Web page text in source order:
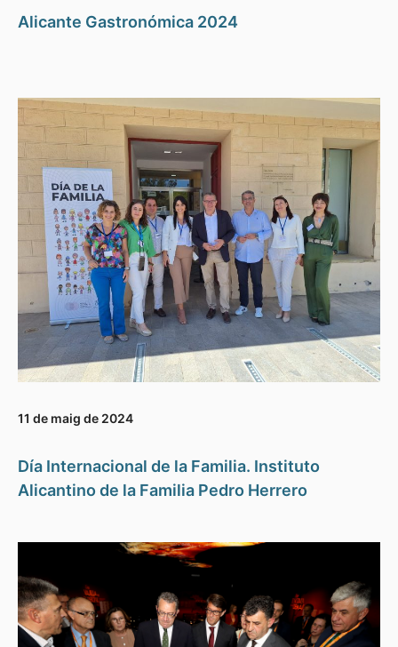
Alicante Gastronómica 2024
11 de maig de 2024
Día Internacional de la Familia. Instituto
Alicantino de la Familia Pedro Herrero